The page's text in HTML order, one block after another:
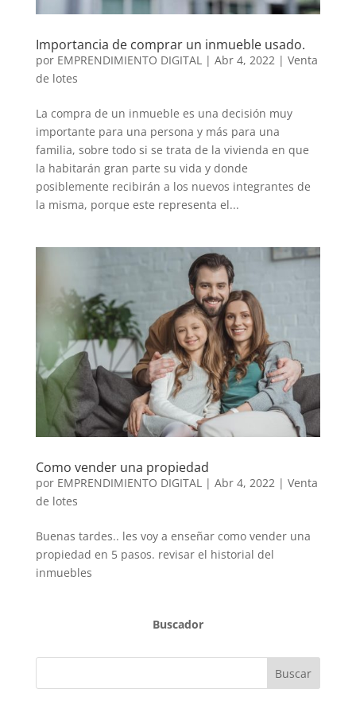
Importancia de comprar un inmueble usado.
por EMPRENDIMIENTO DIGITAL| Abr 4, 2022| Venta
de lotes
La compra de un inmueble es una decisión muy
importante para una persona y más para una
familia, sobre todo si se trata de la vivienda en que
la habitarán gran parte su vida y donde
posiblemente recibirán a los nuevos integrantes de
la misma, porque este representa el...
Como vender una propiedad
por EMPRENDIMIENTO DIGITAL| Abr 4, 2022| Venta
de lotes
Buenas tardes.. les voy a enseñar como vender una
propiedad en 5 pasos. revisar el historial del
inmuebles
Buscador
Buscar